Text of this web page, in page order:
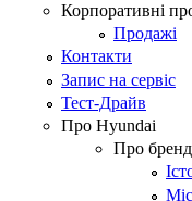
Корпоративні
Продажі
Контакти
Запис на сервіс
Тест-Драйв
Про Hyundai
Про бренд